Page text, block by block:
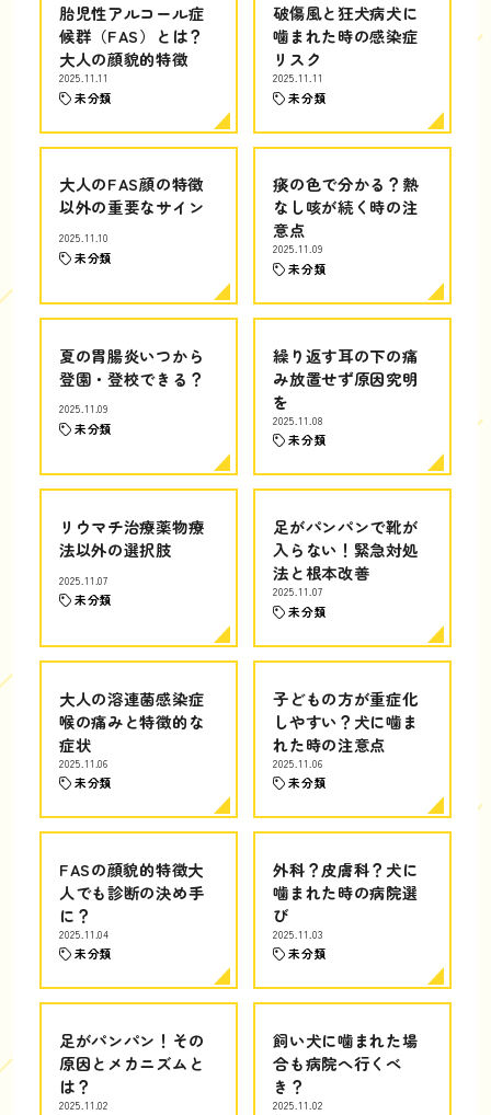
胎児性アルコール症
候群（FAS）とは？
大人の顔貌的特徴
2025.11.11
未分類
破傷風と狂犬病犬に
噛まれた時の感染症
リスク
2025.11.11
未分類
大人のFAS顔の特徴
以外の重要なサイン
2025.11.10
未分類
痰の色で分かる？熱
なし咳が続く時の注
意点
2025.11.09
未分類
夏の胃腸炎いつから
登園・登校できる？
2025.11.09
未分類
繰り返す耳の下の痛
み放置せず原因究明
を
2025.11.08
未分類
リウマチ治療薬物療
法以外の選択肢
2025.11.07
未分類
足がパンパンで靴が
入らない！緊急対処
法と根本改善
2025.11.07
未分類
大人の溶連菌感染症
喉の痛みと特徴的な
症状
2025.11.06
未分類
子どもの方が重症化
しやすい？犬に噛ま
れた時の注意点
2025.11.06
未分類
FASの顔貌的特徴大
人でも診断の決め手
に？
2025.11.04
未分類
外科？皮膚科？犬に
噛まれた時の病院選
び
2025.11.03
未分類
足がパンパン！その
原因とメカニズムと
は？
2025.11.02
飼い犬に噛まれた場
合も病院へ行くべ
き？
2025.11.02